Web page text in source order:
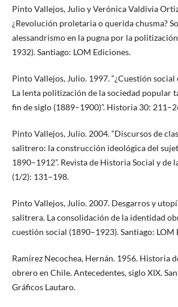
Pinto Vallejos, Julio y Verónica Valdivia
¿Revolución proletaria o querida chusma?
alessandrismo en la pugna por la
1932). Santiago: LOM Ediciones.
Pinto Vallejos, Julio. 1997. “¿Cuestión
La lenta politización de la sociedad popular
fin de siglo (1889–1900)”. Historia 30:
Pinto Vallejos, Julio. 2004. “Discursos de
salitrero: la construcción ideológica del
1890–1912”. Revista de Historia Social y de
(1/2): 131–198.
Pinto Vallejos, Julio. 2007. Desgarros y
salitrera. La consolidación de la identidad
cuestión social (1890–1923). Santiago: LOM
Ramírez Necochea, Hernán. 1956. Historia
obrero en Chile. Antecedentes, siglo XIX.
Gráficos Lautaro.